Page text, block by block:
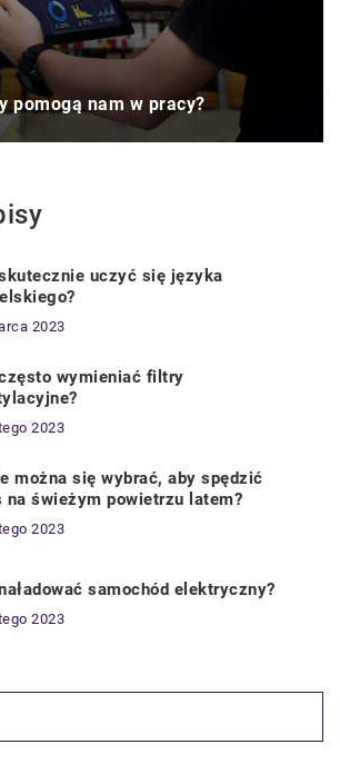
pomogą nam w pracy?
uczyć się języka
2023
wymieniać filtry
2023
można się wybrać, aby spędzić
na świeżym powietrzu latem?
2023
samochód elektryczny?
2023